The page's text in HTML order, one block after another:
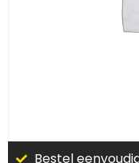
Bestel